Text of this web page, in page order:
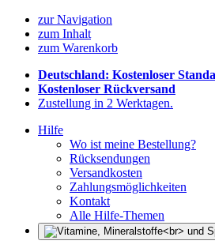
zur Navigation
zum Inhalt
zum Warenkorb
Deutschland: Kostenloser
Kostenloser Rückversand
Zustellung in 2 Werktagen.
Hilfe
Wo ist meine Bestellung?
Rücksendungen
Versandkosten
Zahlungsmöglichkeiten
Kontakt
Alle Hilfe-Themen